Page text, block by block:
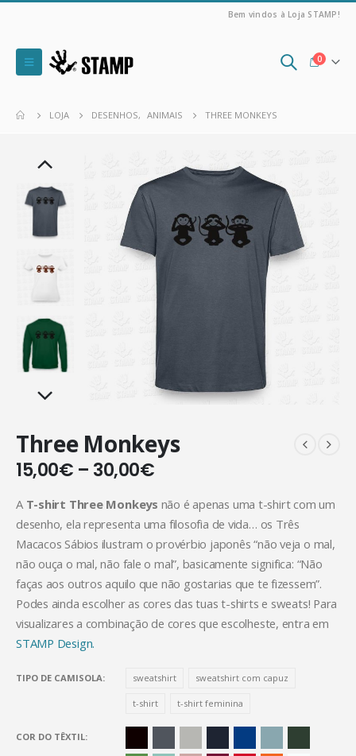
Bem vindos à Loja STAMP!
0
LOJA DESENHOS, ANIMAIS THREE MONKEYS
Three Monkeys
15,00€ – 30,00€
A T-shirt Three Monkeys não é apenas uma t-shirt com um
desenho, ela representa uma filosofia de vida… os Três
Macacos Sábios ilustram o provérbio japonês “não veja o mal,
não ouça o mal, não fale o mal”, basicamente significa: “Não
faças aos outros aquilo que não gostarias que te fizessem”.
Podes ainda escolher as cores das tuas t-shirts e sweats! Para
visualizares a combinação de cores que escolheste, entra em
STAMP Design.
TIPO DE CAMISOLA sweatshirt sweatshirt com capuz
t-shirt t-shirt feminina
COR DO TÊXTIL